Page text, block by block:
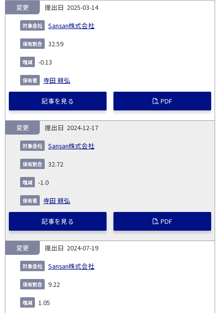
2025-03-14
Sansan株式会社
変更
32.59
-0.13
寺田 親弘
記事を見る PDF
2024-12-17
Sansan株式会社
変更
32.72
-1.0
寺田 親弘
記事を見る PDF
2024-07-19
Sansan株式会社
変更
9.22
1.05